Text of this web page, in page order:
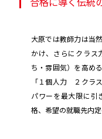
大原では教師力は当
かけ、さらにクラス
ち・雰囲気）を高め
「１個人力 ２クラ
パワーを最大限に引
格、希望の就職先内